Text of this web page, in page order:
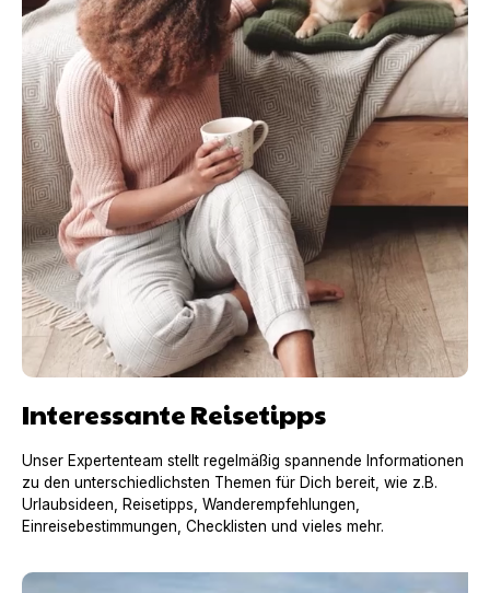
Interessante Reisetipps
Unser Expertenteam stellt regelmäßig spannende Informationen
zu den unterschiedlichsten Themen für Dich bereit, wie z.B.
Urlaubsideen, Reisetipps, Wanderempfehlungen,
Einreisebestimmungen, Checklisten und vieles mehr.
Urlaub mit Hund in Frankreich